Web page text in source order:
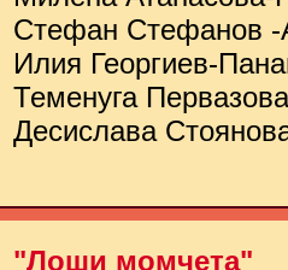
Стефан Стефанов -
Илия Георгиев-
Теменуга
Десислава
"Лоши момчета"